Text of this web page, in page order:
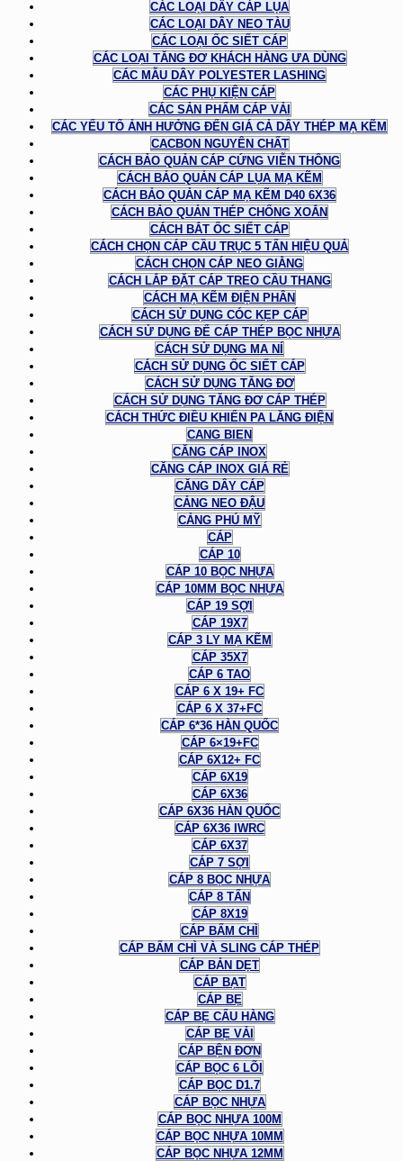
CÁC LOẠI DÂY CÁP LỤA
CÁC LOẠI DÂY NEO TÀU
CÁC LOẠI ỐC SIẾT CÁP
CÁC LOẠI TĂNG ĐƠ KHÁCH HÀNG ƯA DÙNG
CÁC MẪU DÂY POLYESTER LASHING
CÁC PHỤ KIỆN CÁP
CÁC SẢN PHẨM CÁP VẢI
CÁC YẾU TỐ ẢNH HƯỞNG ĐẾN GIÁ CẢ DÂY THÉP MẠ KẼM
CACBON NGUYÊN CHẤT
CÁCH BẢO QUẢN CÁP CỨNG VIỄN THÔNG
CÁCH BẢO QUẢN CÁP LỤA MẠ KẼM
CÁCH BẢO QUẢN CÁP MẠ KẼM D40 6X36
CÁCH BẢO QUẢN THÉP CHỐNG XOẮN
CÁCH BẮT ỐC SIẾT CÁP
CÁCH CHỌN CÁP CẦU TRỤC 5 TẤN HIỆU QUẢ
CÁCH CHỌN CÁP NEO GIẰNG
CÁCH LẮP ĐẶT CÁP TREO CẦU THANG
CÁCH MẠ KẼM ĐIỆN PHÂN
CÁCH SỬ DỤNG CÓC KẸP CÁP
CÁCH SỬ DỤNG ĐỂ CÁP THÉP BỌC NHỰA
CÁCH SỬ DỤNG MA NÍ
CÁCH SỬ DỤNG ỐC SIẾT CÁP
CÁCH SỬ DỤNG TĂNG ĐƠ
CÁCH SỬ DỤNG TĂNG ĐƠ CÁP THÉP
CÁCH THỨC ĐIỀU KHIỂN PA LĂNG ĐIỆN
CANG BIEN
CĂNG CÁP INOX
CĂNG CÁP INOX GIÁ RẺ
CĂNG DÂY CÁP
CẢNG NEO ĐẬU
CẢNG PHÚ MỸ
CÁP
CÁP 10
CÁP 10 BỌC NHỰA
CÁP 10MM BỌC NHỰA
CÁP 19 SỢI
CÁP 19X7
CÁP 3 LY MẠ KẼM
CÁP 35X7
CÁP 6 TAO
CÁP 6 X 19+ FC
CÁP 6 X 37+FC
CÁP 6*36 HÀN QUỐC
CÁP 6×19+FC
CÁP 6X12+ FC
CÁP 6X19
CÁP 6X36
CÁP 6X36 HÀN QUỐC
CÁP 6X36 IWRC
CÁP 6X37
CÁP 7 SỢI
CÁP 8 BỌC NHỰA
CÁP 8 TẤN
CÁP 8X19
CÁP BẤM CHÌ
CÁP BẤM CHÌ VÀ SLING CÁP THÉP
CÁP BẢN DẸT
CÁP BẠT
CÁP BẸ
CÁP BẸ CẨU HÀNG
CÁP BẸ VẢI
CÁP BỆN ĐƠN
CÁP BỌC 6 LÕI
CÁP BỌC D1.7
CÁP BỌC NHỰA
CÁP BỌC NHỰA 100M
CÁP BỌC NHỰA 10MM
CÁP BỌC NHỰA 12MM